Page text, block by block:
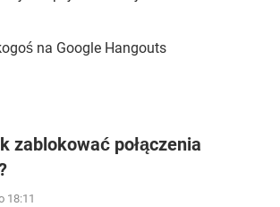
na Google Hangouts
zablokować połączenia
18:11